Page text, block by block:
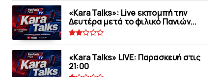
«Kara Talks»: Live εκπομπή την
Δευτέρα μετά το φιλικό Πανιών...
«Kara Talks» LIVE: Παρασκευή στις
21:00